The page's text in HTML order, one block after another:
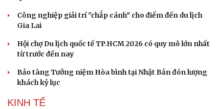
Công nghiệp giải trí "chắp cánh" cho điểm đến du lịch
Gia Lai
Hội chợ Du lịch quốc tế TP.HCM 2026 có quy mô lớn nhất
từ trước đến nay
Bảo tàng Tưởng niệm Hòa bình tại Nhật Bản đón lượng
khách kỷ lục
KINH TẾ